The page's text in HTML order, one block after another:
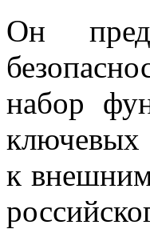
Он
набор
ключевых
к внешним